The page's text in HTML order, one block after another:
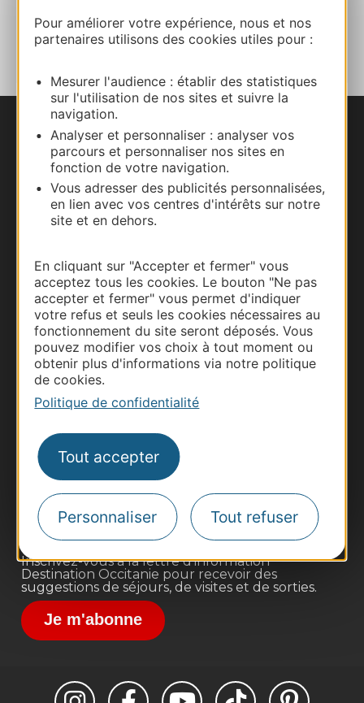
Pour améliorer votre expérience, nous et nos
partenaires utilisons des cookies utiles pour :
Mesurer l'audience : établir des statistiques
sur l'utilisation de nos sites et suivre la
navigation.
Analyser et personnaliser : analyser vos
parcours et personnaliser nos sites en
fonction de votre navigation.
Vous adresser des publicités personnalisées,
en lien avec vos centres d'intérêts sur notre
site et en dehors.
En cliquant sur "Accepter et fermer" vous
acceptez tous les cookies. Le bouton "Ne pas
accepter et fermer" vous permet d'indiquer
votre refus et seuls les cookies nécessaires au
fonctionnement du site seront déposés. Vous
pouvez modifier vos choix à tout moment ou
obtenir plus d'informations via notre politique
de cookies.
Politique de confidentialité
Tout accepter
Personnaliser Tout refuser
AJOUTER
AU CARNET
Nous contacter
Carte interactive
Documentation
Thermalisme
Business/Mice
Pros d'Occitanie
Site presse et d'influence
Voyagistes
Destination Sport
Inscrivez-vous à la lettre d'information
Destination Occitanie pour recevoir des
suggestions de séjours, de visites et de sorties.
Je m'abonne